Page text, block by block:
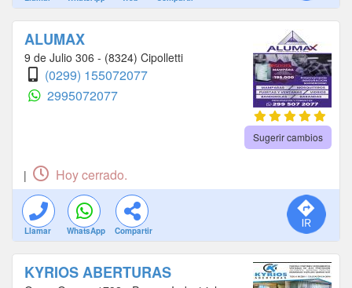
ALUMAX
9 de Julio 306 - (8324) Cipolletti
(0299) 155072077
2995072077
Sugerir cambios
| Hoy cerrado.
Llamar WhatsApp Compartir
KYRIOS ABERTURAS